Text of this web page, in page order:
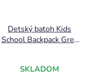
Detský batoh Kids
School Backpack Grey
SKLADOM